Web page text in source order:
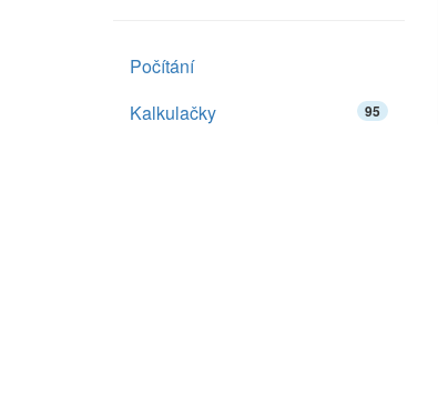
Počítání
Kalkulačky
95